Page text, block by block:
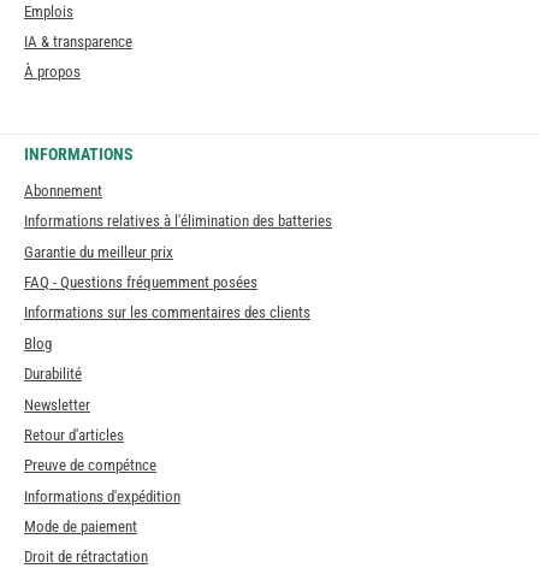
Emplois
IA & transparence
À propos
INFORMATIONS
Abonnement
Informations relatives à l'élimination des batteries
Garantie du meilleur prix
FAQ - Questions fréquemment posées
Informations sur les commentaires des clients
Blog
Durabilité
Newsletter
Retour d'articles
Preuve de compétnce
Informations d'expédition
Mode de paiement
Droit de rétractation